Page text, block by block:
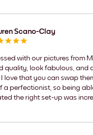
Scano-Clay
with our pictures from
quality, look fabulous, and
love that you can swap
a perfectionist, so being
the right set-up was